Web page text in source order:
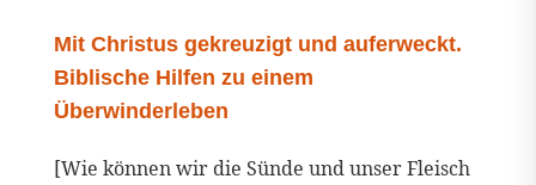
Mit Christus gekreuzigt und auferweckt.
Biblische Hilfen zu einem
Überwinderleben
[Wie können wir die Sünde und unser Fleisch